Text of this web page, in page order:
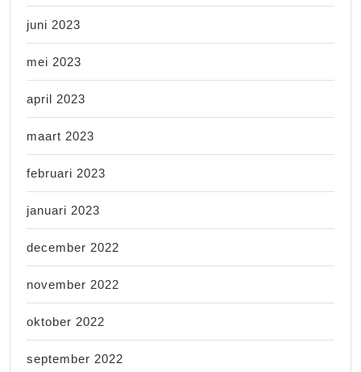
juni 2023
mei 2023
april 2023
maart 2023
februari 2023
januari 2023
december 2022
november 2022
oktober 2022
september 2022